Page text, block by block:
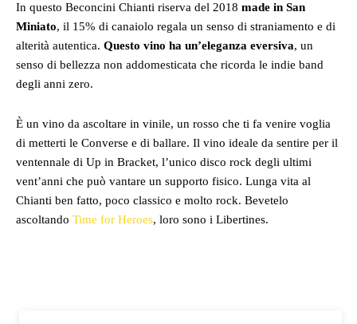
In questo Beconcini Chianti riserva del 2018 made in San
Miniato, il 15% di canaiolo regala un senso di straniamento e di
alterità autentica. Questo vino ha un’eleganza eversiva, un
senso di bellezza non addomesticata che ricorda le indie band
degli anni zero.
È un vino da ascoltare in vinile, un rosso che ti fa venire voglia
di metterti le Converse e di ballare. Il vino ideale da sentire per il
ventennale di Up in Bracket, l’unico disco rock degli ultimi
vent’anni che può vantare un supporto fisico. Lunga vita al
Chianti ben fatto, poco classico e molto rock. Bevetelo
ascoltando Time for Heroes, loro sono i Libertines.